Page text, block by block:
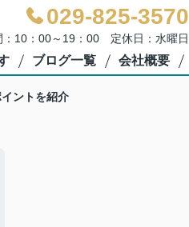
029-825-3570
：10：00～19：00 定休日：水曜日
ブログ一覧 会社概要
ントを紹介